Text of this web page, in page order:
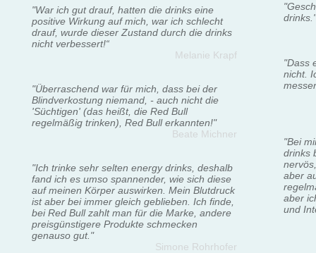
"War ich gut drauf, hatten die drinks eine
positive Wirkung auf mich, war ich schlecht
drauf, wurde dieser Zustand durch die drinks
nicht verbessert!“
Melanie Krapf
"Überraschend war für mich, dass bei der
Blindverkostung niemand, - auch nicht die
'Süchtigen' (das heißt, die Red Bull
regelmäßig trinken), Red Bull erkannten!"
Beate Michner
"Ich trinke sehr selten energy drinks, deshalb
fand ich es umso spannender, wie sich diese
auf meinen Körper auswirken. Mein Blutdruck
ist aber bei immer gleich geblieben. Ich finde,
bei Red Bull zahlt man für die Marke, andere
preisgünstigere Produkte schmecken
genauso gut."
Simone Rohrhofer
drinks."
"Dass
nicht.
"Bei
drinks
aber
aber
und